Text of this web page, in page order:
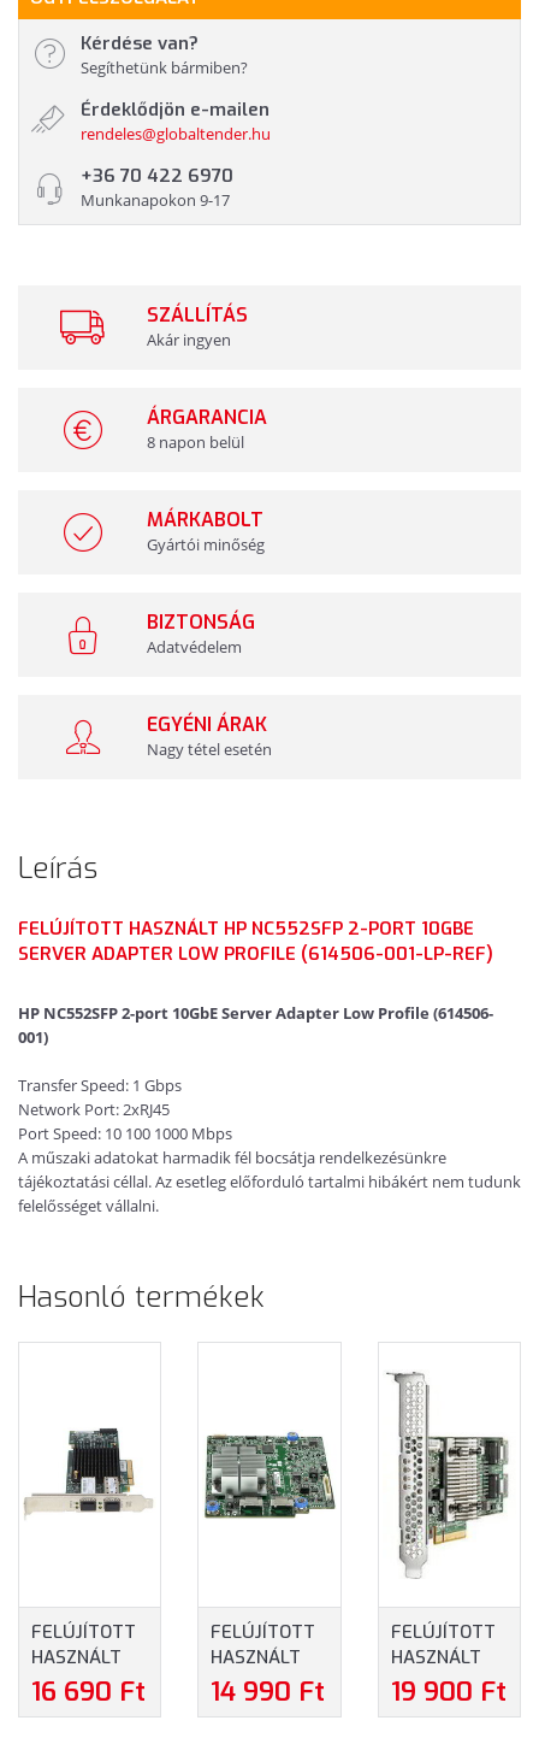
Kérdése van?
Segíthetünk bármiben?
Érdeklődjön e-mailen
rendeles@globaltender.hu
+36 70 422 6970
Munkanapokon 9-17
SZÁLLÍTÁS
Akár ingyen
ÁRGARANCIA
8 napon belül
MÁRKABOLT
Gyártói minőség
BIZTONSÁG
Adatvédelem
EGYÉNI ÁRAK
Nagy tétel esetén
Leírás
FELÚJÍTOTT HASZNÁLT HP NC552SFP 2-PORT 10GBE
SERVER ADAPTER LOW PROFILE (614506-001-LP-REF)
HP NC552SFP 2-port 10GbE Server Adapter Low Profile (614506-
001)
Transfer Speed: 1 Gbps
Network Port: 2xRJ45
Port Speed: 10 100 1000 Mbps
A műszaki adatokat harmadik fél bocsátja rendelkezésünkre
tájékoztatási céllal. Az esetleg előforduló tartalmi hibákért nem tudunk
felelősséget vállalni.
Hasonló termékek
FELÚJÍTOTT
HASZNÁLT
HP
NC552SFP 2-
16 690 Ft
FELÚJÍTOTT
HASZNÁLT
HPE H240AR
12GB 2-
14 990 Ft
FELÚJÍTOTT
HASZNÁLT
HPE H240
12GB 2-
19 900 Ft